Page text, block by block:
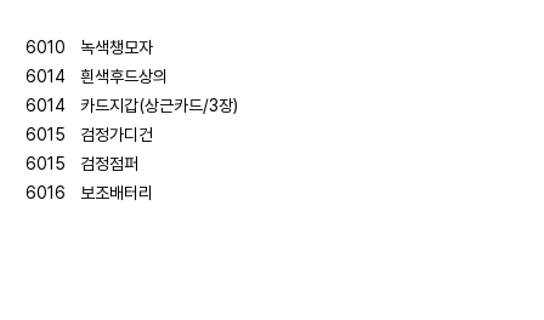
6010 녹색챙모자
6014 흰색후드상의
6014 카드지갑(상근카드/3장)
6015 검정가디건
6015 검정점퍼
6016 보조배터리